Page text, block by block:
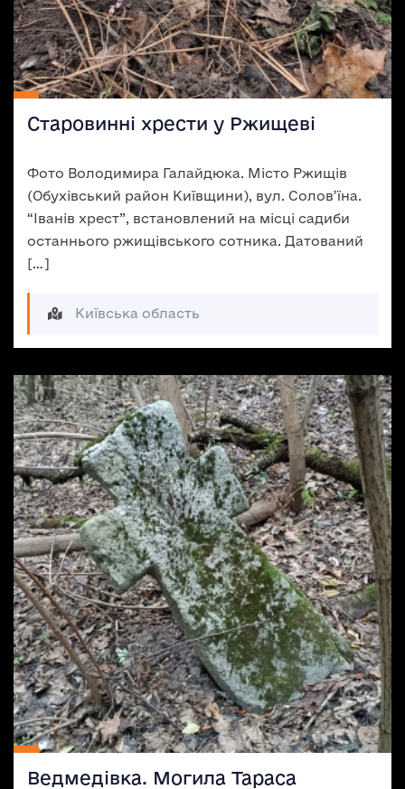
Старовинні хрести у Ржищеві
Фото Володимира Галайдюка. Місто Ржищів
(Обухівський район Київщини), вул. Солов’їна.
“Іванів хрест”, встановлений на місці садиби
останнього ржищівського сотника. Датований
[…]
Київська область
Ведмедівка. Могила Тараса